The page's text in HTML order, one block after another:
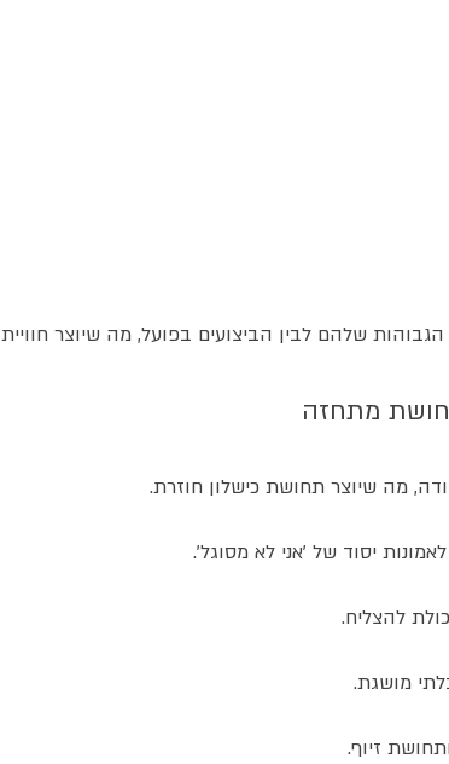
שלהם לבין הביצועים בפועל, מה שיוצר חוויית
יסוד של 'אני לא מסוגל'.
להצליח.
מושגת.
זיוף.